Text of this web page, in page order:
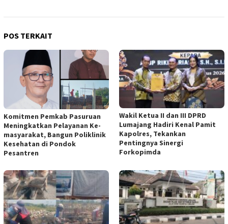
POS TERKAIT
Komitmen Pemkab Pasuruan
Meningkatkan Pelayanan Ke-
masyarakat, Bangun Poliklinik
Kesehatan di Pondok
Pesantren
Wakil Ketua II dan III DPRD
Lumajang Hadiri Kenal Pamit
Kapolres, Tekankan
Pentingnya Sinergi
Forkopimda